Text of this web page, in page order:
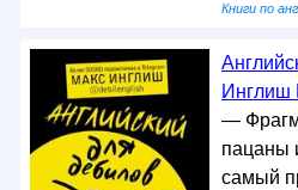
Книги по
Инглиш
—
пацаны
самый